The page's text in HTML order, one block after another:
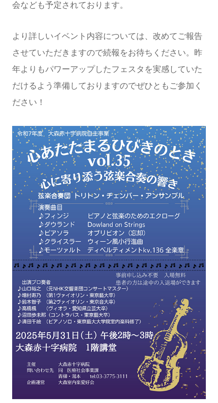
会なども予定されております。
より詳しいイベント内容については、改めてご報告
させていただきますので続報をお待ちください。昨
年よりもパワーアップしたフェスタを実感していた
だけるよう準備しておりますのでぜひともご参加く
ださい！